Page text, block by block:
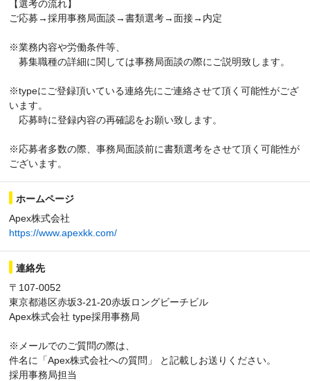
【選考の流れ】
ご応募→採用事務局面談→書類選考→面接→内定
※業務内容や労働条件等、
募集職種の詳細に関しては事務局面談の際にご説明致します。
※typeにご登録頂いている連絡先にご連絡させて頂く可能性がござ
います。
応募時に登録内容の再確認をお願い致します。
※応募者多数の際、事務局面談前に書類選考をさせて頂く可能性が
ございます。
ホームページ
Apex株式会社
https://www.apexkk.com/
連絡先
〒107-0052
東京都港区赤坂3-21-20赤坂ロングビーチビル
Apex株式会社 type採用事務局
※メールでのご質問の際は、
件名に「Apex株式会社への質問」 と記載しお送りください。
採用事務局担当